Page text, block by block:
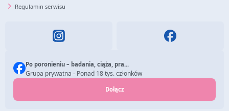
Regulamin serwisu
Po poronieniu – badania, ciąża, pra...
Grupa prywatna - Ponad 18 tys. członków
Dołącz